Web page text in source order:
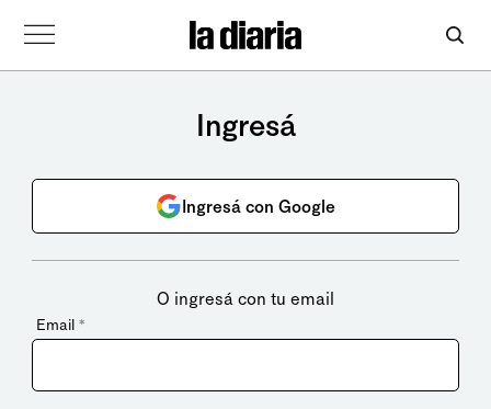
Ingresá
Ingresá con Google
O ingresá con tu email
Email *